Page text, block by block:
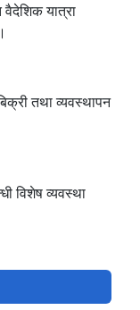
वैदेशिक यात्रा
तथा व्यवस्थापन
विशेष व्यवस्था